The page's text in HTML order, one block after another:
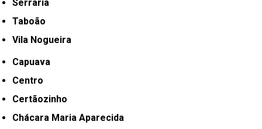
Serraria
Taboão
Vila Nogueira
Capuava
Centro
Certãozinho
Chácara Maria Aparecida